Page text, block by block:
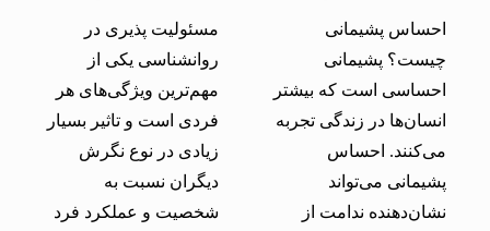
احساس پشیمانی
چیست؟ پشیمانی
احساسی است که بیشتر
انسان‌ها در زندگی تجربه
می‌کنند. احساس
پشیمانی می‌تواند
نشان‌دهنده ندامت از
مسئولیت پذیری در
روانشناسی یکی از
مهم‌ترین ویژگی‌های هر
فردی است و تاثیر بسیار
زیادی در نوع نگرش
دیگران نسبت به
شخصیت و عملکرد فرد